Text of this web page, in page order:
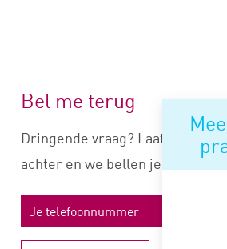
Bel me terug
Dringende vraag? Laat je
achter en we bellen je snel terug.